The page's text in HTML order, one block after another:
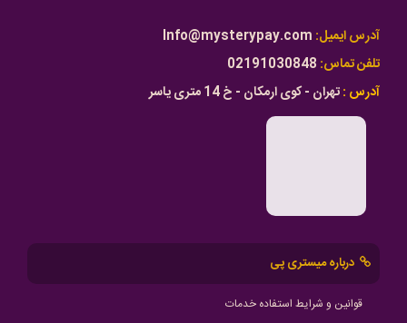
آدرس ایمیل: Info@mysterypay.com
تلفن تماس: 02191030848
آدرس :تهران - کوی ارمکان - خ 14 متری یاسر
درباره میستری پی
قوانین و شرایط استفاده خدمات